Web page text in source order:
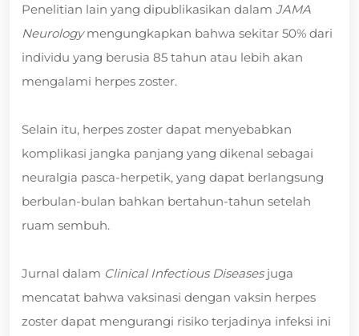
Penelitian lain yang dipublikasikan dalam JAMA
Neurologymengungkapkan bahwa sekitar 50% dari
individu yang berusia 85 tahun atau lebih akan
mengalami herpes zoster.
Selain itu, herpes zoster dapat menyebabkan
komplikasi jangka panjang yang dikenal sebagai
neuralgia pasca-herpetik, yang dapat berlangsung
berbulan-bulan bahkan bertahun-tahun setelah
ruam sembuh.
Jurnal dalam Clinical Infectious Diseasesjuga
mencatat bahwa vaksinasi dengan vaksin herpes
zoster dapat mengurangi risiko terjadinya infeksi ini